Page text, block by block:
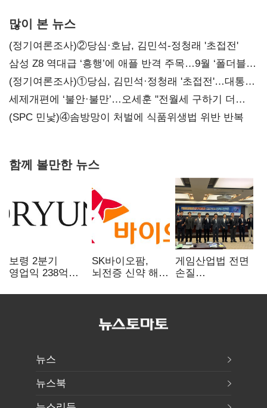
많이 본 뉴스
(정기여론조사)②당심·호남, 김민석-정청래 '초접전'
삼성 Z8 역대급 ‘흥행’에 애플 반격 주목…9월 ‘폴더블
대전’
(정기여론조사)①당심, 김민석·정청래 '초접전'…대통령
지지도 '50% 아래로'(종합)
세제개편에 ‘불안·불만’…오세훈 "전월세 구하기 더
힘들어질 것"
(SPC 민낯)④솜방망이 처벌에 식품위생법 위반 반복
함께 볼만한 뉴스
보령 2분기
영업익 238억…
SK바이오팜,
뇌전증 신약 해외
차세대 신약 개발
게임산업법 전면
손질
규제 걷고
뉴스
뉴스북